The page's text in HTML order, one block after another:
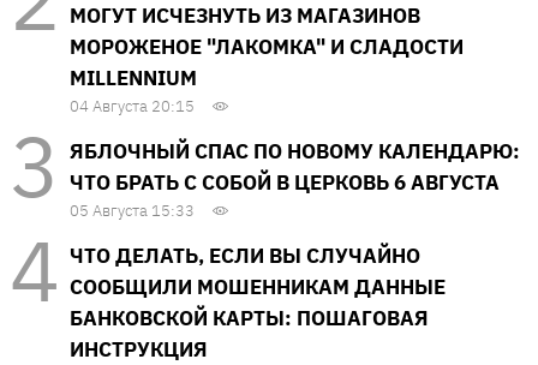
МОГУТ ИСЧЕЗНУТЬ ИЗ МАГАЗИНОВ
МОРОЖЕНОЕ "ЛАКОМКА" И СЛАДОСТИ
MILLENNIUM
04 Августа 20:15
ЯБЛОЧНЫЙ СПАС ПО НОВОМУ КАЛЕНДАРЮ:
ЧТО БРАТЬ С СОБОЙ В ЦЕРКОВЬ 6 АВГУСТА
05 Августа 15:33
ЧТО ДЕЛАТЬ, ЕСЛИ ВЫ СЛУЧАЙНО
СООБЩИЛИ МОШЕННИКАМ ДАННЫЕ
БАНКОВСКОЙ КАРТЫ: ПОШАГОВАЯ
ИНСТРУКЦИЯ